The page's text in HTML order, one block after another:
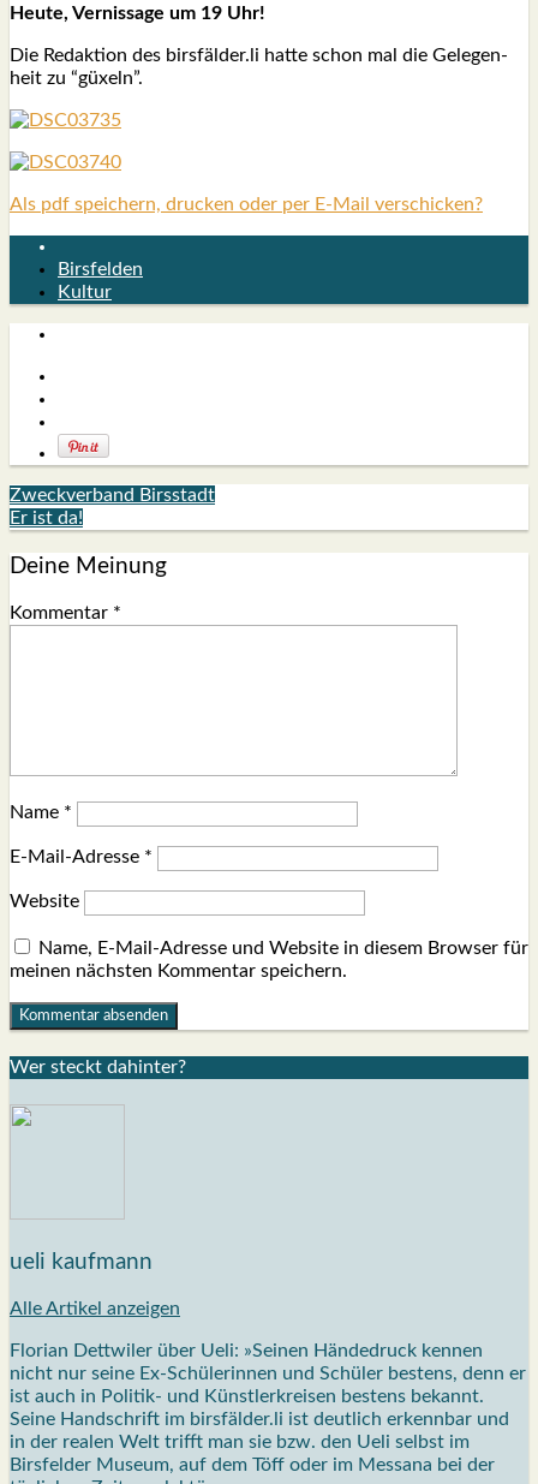
Heu­te, Ver­nis­sa­ge um 19 Uhr!
Die Redak­ti­on des birsfälder.li hat­te schon mal die Gele­gen­
heit zu “güxeln”.
Als pdf speichern, drucken oder per E-Mail verschicken?
Birsfelden
Kultur
Zweckverband Birsstadt
Er ist da!
Deine Meinung
Kommentar *
Name *
E-Mail-Adresse *
Website
Name, E-Mail-Adresse und Website in diesem Browser für
meinen nächsten Kommentar speichern.
Wer steckt dahin­ter?
ueli kaufmann
Alle Artikel anzeigen
Florian Dettwiler über Ueli: »Seinen Händedruck kennen
nicht nur seine Ex-Schülerinnen und Schüler bestens, denn er
ist auch in Politik- und Künstlerkreisen bestens bekannt.
Seine Handschrift im birsfälder.li ist deutlich erkennbar und
in der realen Welt trifft man sie bzw. den Ueli selbst im
Birsfelder Museum, auf dem Töff oder im Messana bei der